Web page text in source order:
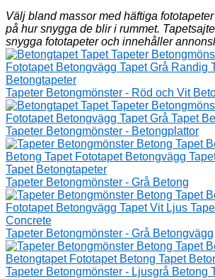
Välj bland massor med häftiga
på hur snygga de blir i rummet.
snygga fototapeter och innehåller
Tapeter Betongmönster - Röd och Vit
Tapeter Betongmönster - Betongplattor
Tapeter Betongmönster - Grå Betong
Tapeter Betongmönster - Grå Betongvägg
Tapeter Betongmönster - Ljusgrå Betong